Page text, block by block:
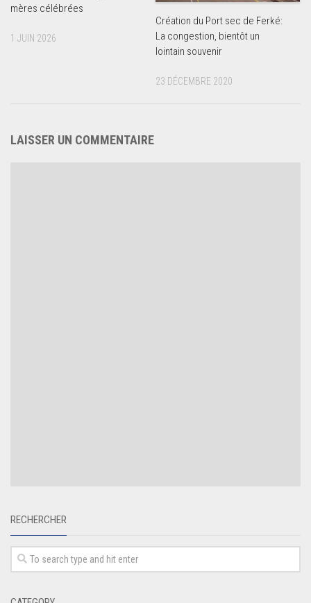
mères célébrées
1 JUIN 2026
Création du Port sec de Ferké:
La congestion, bientôt un
lointain souvenir
23 DÉCEMBRE 2020
LAISSER UN COMMENTAIRE
RECHERCHER